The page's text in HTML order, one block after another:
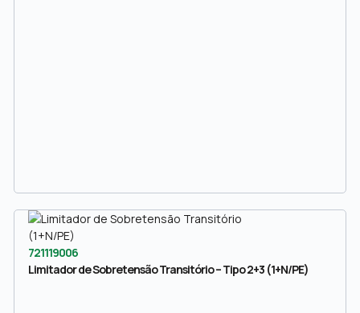
721119006
Limitador de Sobretensão Transitório – Tipo 2+3 (1+N/PE)